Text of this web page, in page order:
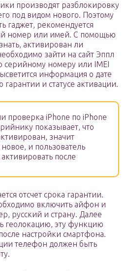
производят разблокировку
под видом нового. Поэтому
гаджет, рекомендуется
номер или имей. С помощью
активирован ли
зайти на сайт Эппл
серийному номеру или IMEI
информация о дате
гарантии и статусе активации.
проверка iPhone по iPhone
показывает, что
значит
новое, и пользователь
после
отсчет срока гарантии.
включить айфон и
русский и страну. Далее
геолокацию, эту функцию
настройки смартфона.
телефон должен быть